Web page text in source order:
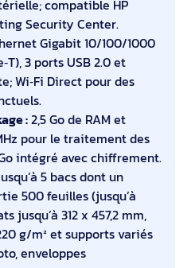
compatible HP
Security Center.
Gigabit 10/100/1000
3 ports USB 2.0 et
Wi‑Fi Direct pour des
:2,5 Go de RAM et
pour le traitement des
intégré avec chiffrement.
5 bacs dont un
500 feuilles (jusqu’à
jusqu’à 312 x 457,2 mm,
g/m² et supports variés
enveloppes